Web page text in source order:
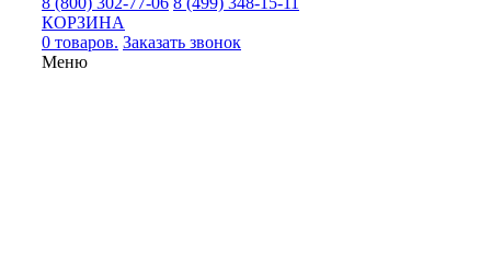
КОРЗИНА
0 товаров. Заказать звонок
Меню